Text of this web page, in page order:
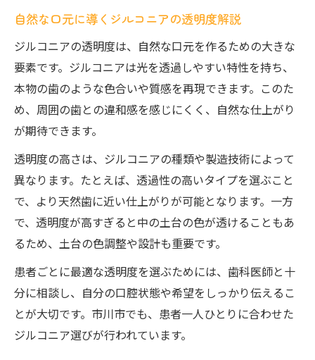
透明感で選ばれるジルコニア審美の最新事情
最新技術によるジルコニアの透明感の進化
ジルコニア審美が支持される理由と特徴
透明度が求められる今のジルコニアの傾向
美しい審美を実現するジルコニアの最新情
報
ジルコニアの透明感に注目した審美の動向
自然な口元に導くジルコニアの透明度解説
ジルコニアの透明度は、自然な口元を作るための大きな
要素です。ジルコニアは光を透過しやすい特性を持ち、
本物の歯のような色合いや質感を再現できます。このた
め、周囲の歯との違和感を感じにくく、自然な仕上がり
が期待できます。
透明度の高さは、ジルコニアの種類や製造技術によって
異なります。たとえば、透過性の高いタイプを選ぶこと
で、より天然歯に近い仕上がりが可能となります。一方
で、透明度が高すぎると中の土台の色が透けることもあ
るため、土台の色調整や設計も重要です。
患者ごとに最適な透明度を選ぶためには、歯科医師と十
分に相談し、自分の口腔状態や希望をしっかり伝えるこ
とが大切です。市川市でも、患者一人ひとりに合わせた
ジルコニア選びが行われています。